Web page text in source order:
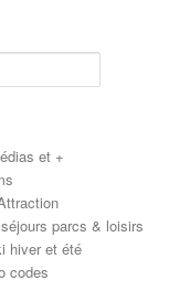
et +
parcs & loisirs
hiver et été
codes